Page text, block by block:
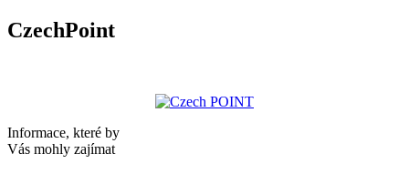
CzechPoint
Informace, které by
Vás mohly zajímat